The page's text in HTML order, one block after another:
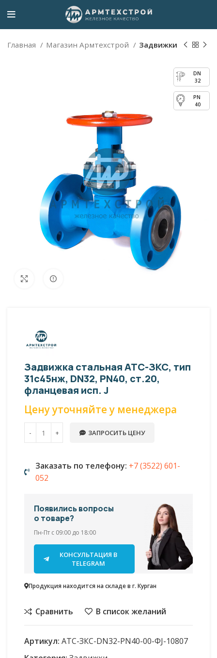
Главная Магазин Армтехстрой Задвижки
32
40
Увеличить
Задвижка стальная АТС-ЗКС, тип
31с45нж, DN32, PN40, ст.20,
фланцевая исп. J
Цену уточняйте у менеджера
ЗАПРОСИТЬ ЦЕНУ
Заказать по телефону: +7 (3522) 601-
052
Появились вопросы
о товаре?
Пн-Пт с 09:00 до 18:00
КОНСУЛЬТАЦИЯ В
TELEGRAM
Продукция находится на складе в г. Курган
Сравнить В список желаний
Артикул: АТС-ЗКС-DN32-PN40-00-ФJ-10807